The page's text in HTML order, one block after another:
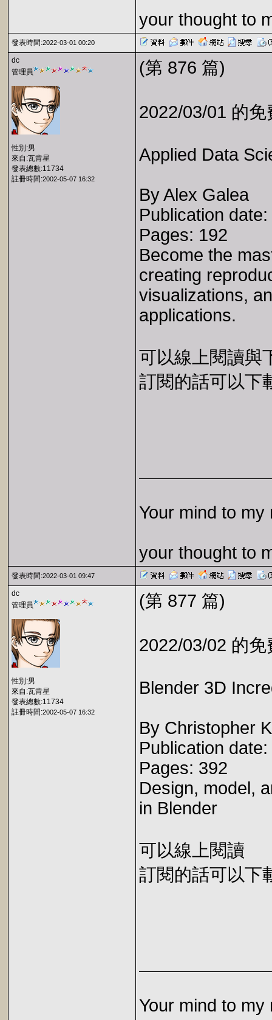
your thought to
發表時間:2022-03-01 00:20
dc
管理員
性別:男
來自:瓦肯星
發表總數:11734
註冊時間:2002-05-07 16:32
(第 876 篇)
2022/03/01 的
Applied Data
By Alex Galea
Publication
Pages: 192
Become the
creating
visualizations,
applications.
可以線上閱讀與
訂閱的話可以下
Your mind to my
your thought to
發表時間:2022-03-01 09:47
dc
管理員
性別:男
來自:瓦肯星
發表總數:11734
註冊時間:2002-05-07 16:32
(第 877 篇)
2022/03/02 的
Blender 3D
By Christopher
Publication
Pages: 392
Design, model,
in Blender
可以線上閱讀
訂閱的話可以下
Your mind to my